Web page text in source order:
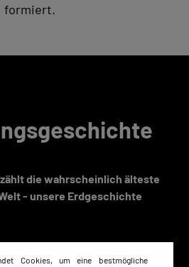
formiert.
die wahrscheinlich älteste
- unsere Erdgeschichte
Cookies, um eine bestmögliche